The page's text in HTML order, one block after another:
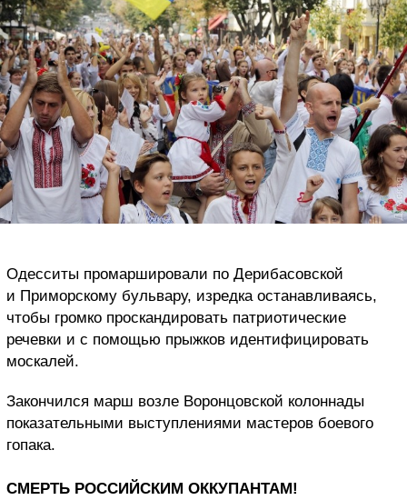
Одесситы промаршировали по Дерибасовской
и Приморскому бульвару, изредка останавливаясь,
чтобы громко проскандировать патриотические
речевки и с помощью прыжков идентифицировать
москалей.
Закончился марш возле Воронцовской колоннады
показательными выступлениями мастеров боевого
гопака.
СМЕРТЬ РОССИЙСКИМ ОККУПАНТАМ!